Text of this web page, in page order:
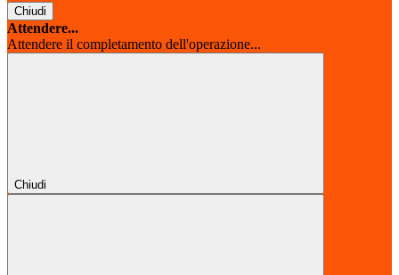
Chiudi
Attendere...
Attendere il completamento dell'operazione...
Chiudi